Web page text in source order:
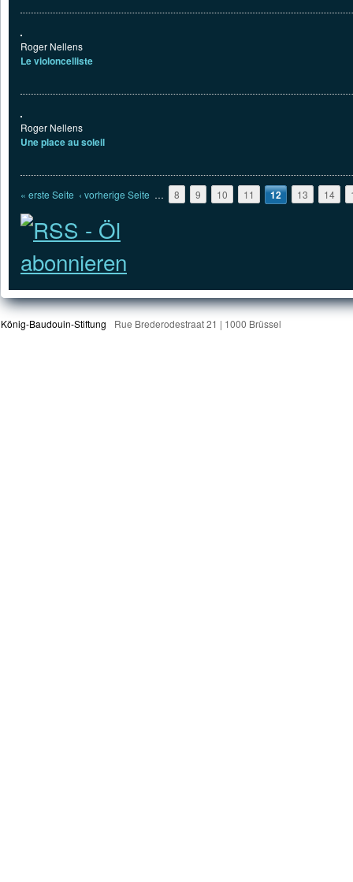
Roger Nellens
Le violoncelliste
Roger Nellens
Une place au soleil
Seiten
« erste Seite ‹ vorherige Seite … 8 9 10 11 12 13 14
König-Baudouin-Stiftung Rue Brederodestraat 21 | 1000 Brüssel